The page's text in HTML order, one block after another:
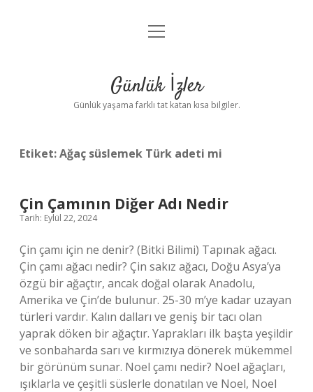
Anasayfa
Yasal Uyarı
menüyü
Günlük İzler
Günlük yaşama farklı tat katan kısa bilgiler.
Etiket:Ağaç süslemek Türk adeti mi
Çin Çamının Diğer Adı Nedir
Tarih: Eylül 22, 2024
Çin çamı için ne denir? (Bitki Bilimi) Tapınak ağacı.
Çin çamı ağacı nedir? Çin sakız ağacı, Doğu Asya’ya
özgü bir ağaçtır, ancak doğal olarak Anadolu,
Amerika ve Çin’de bulunur. 25-30 m’ye kadar uzayan
türleri vardır. Kalın dalları ve geniş bir tacı olan
yaprak döken bir ağaçtır. Yaprakları ilk başta yeşildir
ve sonbaharda sarı ve kırmızıya dönerek mükemmel
bir görünüm sunar. Noel çamı nedir? Noel ağaçları,
ışıklarla ve çeşitli süslerle donatılan ve Noel, Noel